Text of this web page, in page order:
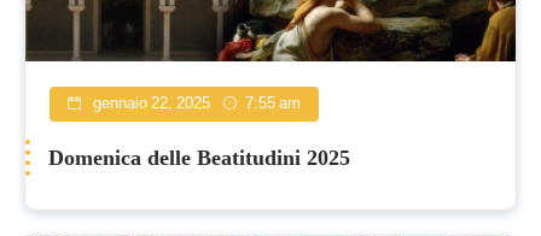
gennaio 22, 2025 7:55 am
Domenica delle Beatitudini 2025